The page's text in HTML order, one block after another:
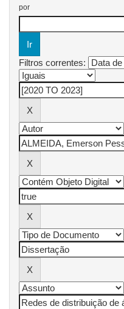
por
Filtros correntes: